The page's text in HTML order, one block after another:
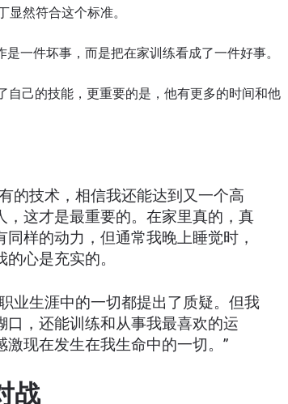
显然符合这个标准。
一件坏事，而是把在家训练看成了一件好事。
己的技能，更重要的是，他有更多的时间和他
的技术，相信我还能达到又一个高
这才是最重要的。在家里真的，真
样的动力，但通常我晚上睡觉时，
心是充实的。
业生涯中的一切都提出了质疑。但我
，还能训练和从事我最喜欢的运
现在发生在我生命中的一切。”
战